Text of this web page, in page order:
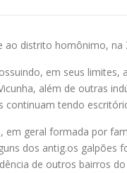
distrito homônimo,
em seus limites,
além de outras
continuam tendo
em geral formada por
dos antig.os galpões
de outros bairros